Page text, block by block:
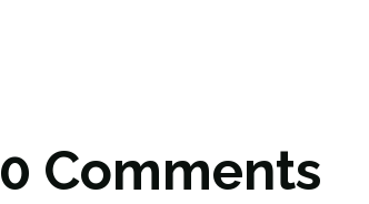
0 Comments